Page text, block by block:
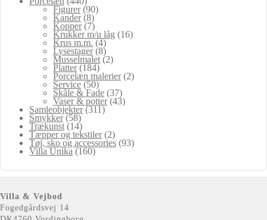
Figurer (90)
Kander (8)
Kopper (7)
Krukker m/u låg (16)
Krus m.m. (4)
Lysestager (8)
Musselmalet (2)
Platter (184)
Porcelæn malerier (2)
Service (50)
Skåle & Fade (37)
Vaser & potter (43)
Samleobjekter (311)
Smykker (58)
Trækunst (14)
Tæpper og tekstiler (2)
Tøj, sko og accessories (93)
Villa Unika (160)
Villa & Vejbod
Fogedgårdsvej 14